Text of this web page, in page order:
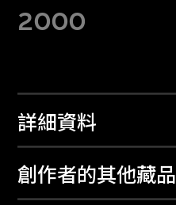
2000
詳細資料
創作者的其他藏品